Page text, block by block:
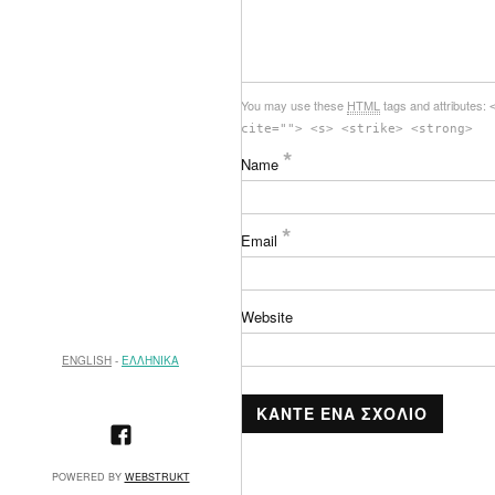
ENGLISH ΕΛΛΗΝΙΚΑ
POWERED BY WEBSTRUKT
You may use these HTML tags and attributes:
cite=""> <s> <strike> <strong>
Name *
Email *
Website